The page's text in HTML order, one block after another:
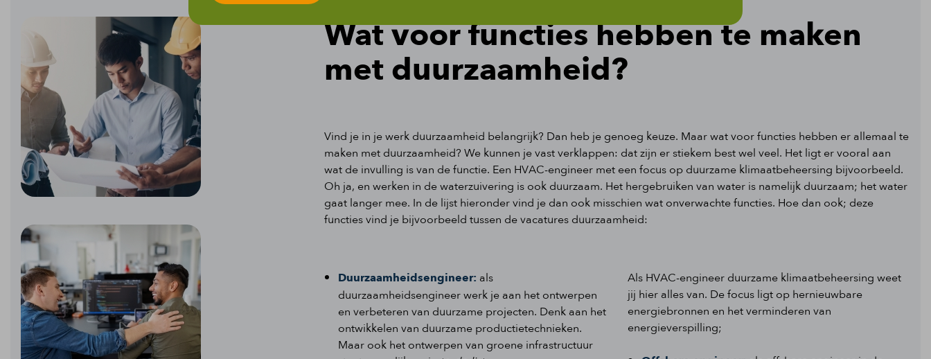
Wat voor functies hebben te maken
met duurzaamheid?
Vind je in je werk duurzaamheid belangrijk? Dan heb je genoeg keuze. Maar wat voor functies hebben er allemaal te
maken met duurzaamheid? We kunnen je vast verklappen: dat zijn er stiekem best wel veel. Het ligt er vooral aan
wat de invulling is van de functie. Een HVAC-engineer met een focus op duurzame klimaatbeheersing bijvoorbeeld.
Oh ja, en werken in de waterzuivering is ook duurzaam. Het hergebruiken van water is namelijk duurzaam; het water
gaat langer mee. In de lijst hieronder vind je dan ook misschien wat onverwachte functies. Hoe dan ook; deze
functies vind je bijvoorbeeld tussen de vacatures duurzaamheid:
Duurzaamheidsengineer: als
duurzaamheidsengineer werk je aan het ontwerpen
en verbeteren van duurzame projecten. Denk aan het
ontwikkelen van duurzame productietechnieken.
Maar ook het ontwerpen van groene infrastructuur
Als HVAC-engineer duurzame klimaatbeheersing weet
jij hier alles van. De focus ligt op hernieuwbare
energiebronnen en het verminderen van
energieverspilling;